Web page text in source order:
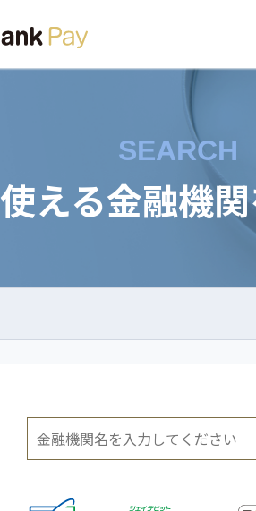
SEARCH
使える金融機